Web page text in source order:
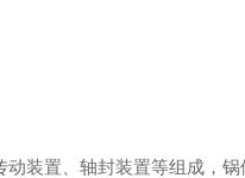
装置、轴封装置等组成，锅